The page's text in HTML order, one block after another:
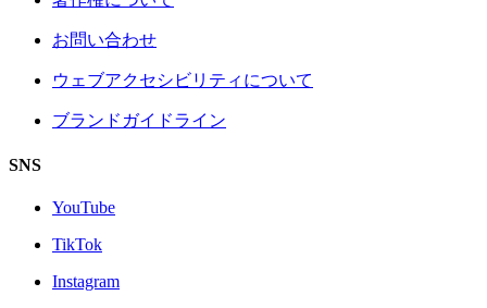
お問い合わせ
ウェブアクセシビリティについて
ブランドガイドライン
SNS
YouTube
TikTok
Instagram